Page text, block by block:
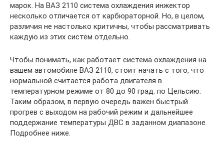
марок. На ВАЗ 2110 система охлаждения инжектор
несколько отличается от карбюраторной. Но, в целом,
различия не настолько критичны, чтобы рассматривать
каждую из этих систем отдельно.
Чтобы понимать, как работает система охлаждения на
вашем автомобиле ВАЗ 2110, стоит начать с того, что
нормальной считается работа двигателя в
температурном режиме от 80 до 90 град. по Цельсию.
Таким образом, в первую очередь важен быстрый
прогрев с выходом на рабочий режим и дальнейшее
поддержание температуры ДВС в заданном диапазоне.
Подробнее ниже.